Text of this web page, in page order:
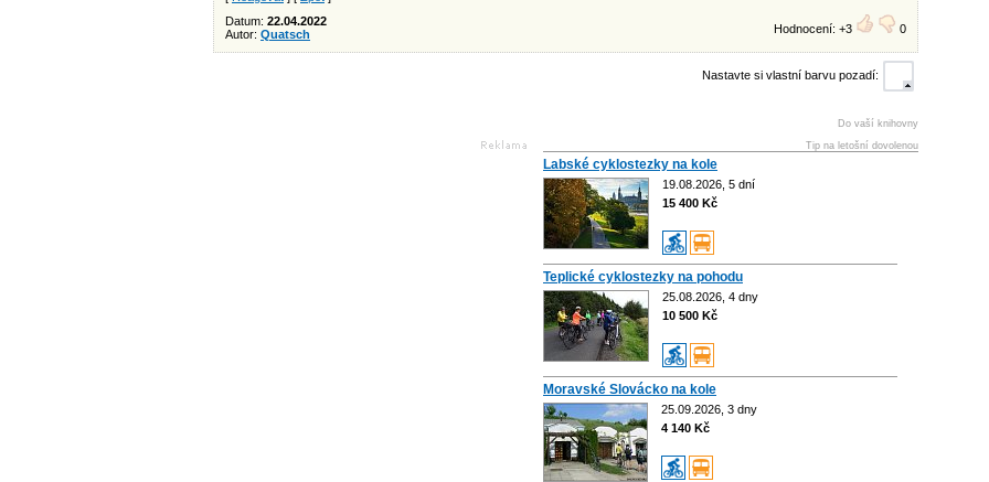
Datum: 22.04.2022
Autor: Quatsch Hodnocení: +3 0
Nastavte si vlastní barvu pozadí:
Do vaší knihovny
Tip na letošní dovolenou
Labské cyklostezky na kole
19.08.2026, 5 dní
15 400 Kč
Teplické cyklostezky na pohodu
25.08.2026, 4 dny
10 500 Kč
Moravské Slovácko na kole
25.09.2026, 3 dny
4 140 Kč